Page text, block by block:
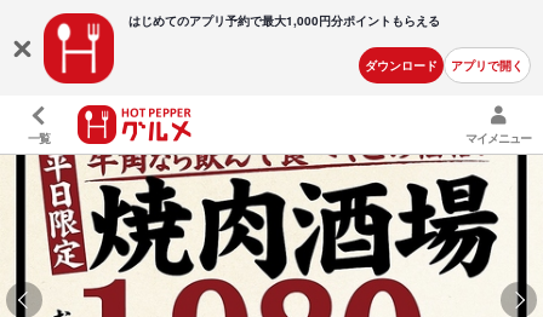
はじめてのアプリ予約で最大1,000円分ポイントもらえる
ダウンロード アプリで開く
一覧 マイメニュー